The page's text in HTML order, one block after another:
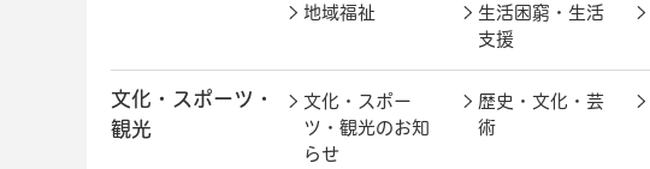
地域福祉
生活困窮・生活
支援
文化・スポーツ・
観光
文化・スポー
ツ・観光のお知
らせ
歴史・文化・芸
術